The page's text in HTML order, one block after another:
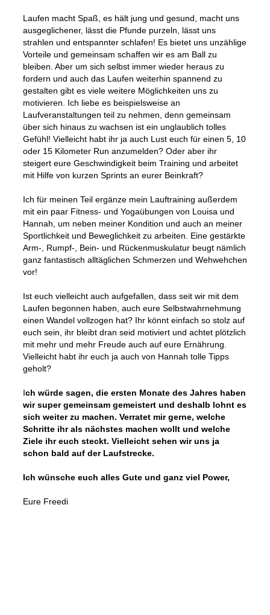
Laufen macht Spaß, es hält jung und gesund, macht uns
ausgeglichener, lässt die Pfunde purzeln, lässt uns
strahlen und entspannter schlafen! Es bietet uns unzählige
Vorteile und gemeinsam schaffen wir es am Ball zu
bleiben. Aber um sich selbst immer wieder heraus zu
fordern und auch das Laufen weiterhin spannend zu
gestalten gibt es viele weitere Möglichkeiten uns zu
motivieren. Ich liebe es beispielsweise an
Laufveranstaltungen teil zu nehmen, denn gemeinsam
über sich hinaus zu wachsen ist ein unglaublich tolles
Gefühl! Vielleicht habt ihr ja auch Lust euch für einen 5, 10
oder 15 Kilometer Run anzumelden? Oder aber ihr
steigert eure Geschwindigkeit beim Training und arbeitet
mit Hilfe von kurzen Sprints an eurer Beinkraft?
Ich für meinen Teil ergänze mein Lauftraining außerdem
mit ein paar Fitness- und Yogaübungen von Louisa und
Hannah, um neben meiner Kondition und auch an meiner
Sportlichkeit und Beweglichkeit zu arbeiten. Eine gestärkte
Arm-, Rumpf-, Bein- und Rückenmuskulatur beugt nämlich
ganz fantastisch alltäglichen Schmerzen und Wehwehchen
vor!
Ist euch vielleicht auch aufgefallen, dass seit wir mit dem
Laufen begonnen haben, auch eure Selbstwahrnehmung
einen Wandel vollzogen hat? Ihr könnt einfach so stolz auf
euch sein, ihr bleibt dran seid motiviert und achtet plötzlich
mit mehr und mehr Freude auch auf eure Ernährung.
Vielleicht habt ihr euch ja auch von Hannah tolle Tipps
geholt?
Ich würde sagen, die ersten Monate des Jahres haben
wir super gemeinsam gemeistert und deshalb lohnt es
sich weiter zu machen. Verratet mir gerne, welche
Schritte ihr als nächstes machen wollt und welche
Ziele ihr euch steckt. Vielleicht sehen wir uns ja
schon bald auf der Laufstrecke.
Ich wünsche euch alles Gute und ganz viel Power,
Eure Freedi